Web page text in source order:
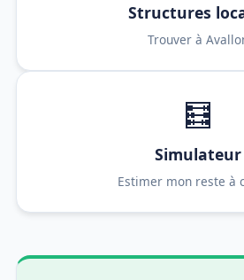
Structures
Trouver à
🧮
Simulateur
Estimer mon reste à